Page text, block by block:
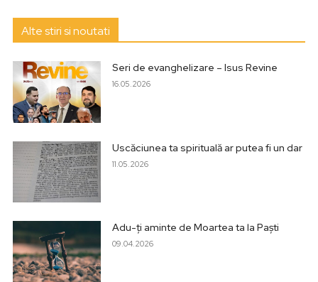
Alte stiri si noutati
Seri de evanghelizare – Isus Revine
16.05.2026
Uscăciunea ta spirituală ar putea fi un dar
11.05.2026
Adu-ți aminte de Moartea ta la Paști
09.04.2026